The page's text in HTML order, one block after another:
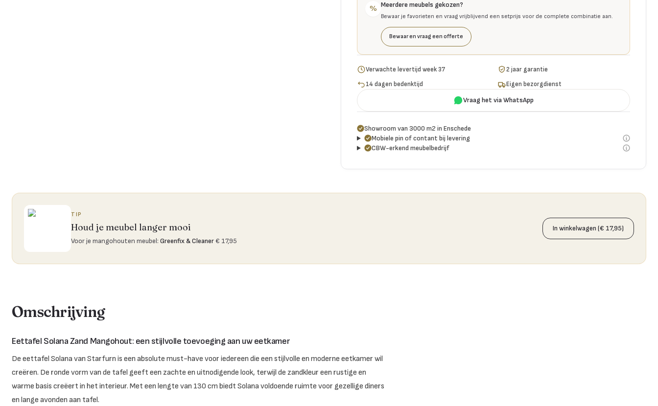
% Meerdere meubels gekozen?
Bewaar je favorieten en vraag vrijblijvend een setprijs voor de complete combinatie aan.
Bewaar en vraag een offerte
Verwachte levertijd week 37
2 jaar garantie
14 dagen bedenktijd
Eigen bezorgdienst
Vraag het via WhatsApp
Showroom van 3000 m2 in Enschede
Mobiele pin of contant bij levering
CBW-erkend meubelbedrijf
TIP
Houd je meubel langer mooi
Voor je mangohouten meubel: Greenfix & Cleaner€ 17,95
In winkelwagen (€ 17,95)
Omschrijving
Eettafel Solana Zand Mangohout: een stijlvolle toevoeging aan uw eetkamer
De eettafel Solana van Starfurn is een absolute must-have voor iedereen die een stijlvolle en moderne eetkamer wil
creëren. De ronde vorm van de tafel geeft een zachte en uitnodigende look, terwijl de zandkleur een rustige en
warme basis creëert in het interieur. Met een lengte van 130 cm biedt Solana voldoende ruimte voor gezellige diners
en lange avonden aan tafel.